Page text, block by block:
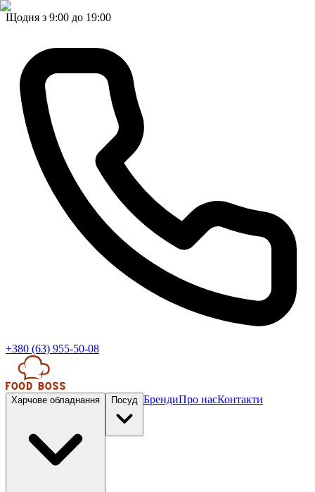
Щодня з 9:00 до 19:00
+380 (63) 955-50-08
Харчове обладнання Посуд БрендиПро насКонтакти